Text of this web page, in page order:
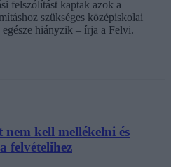
felszólítást kaptak azok a
szükséges középiskolai
hiányzik – írja a Felvi.
kell mellékelni és
felvételihez